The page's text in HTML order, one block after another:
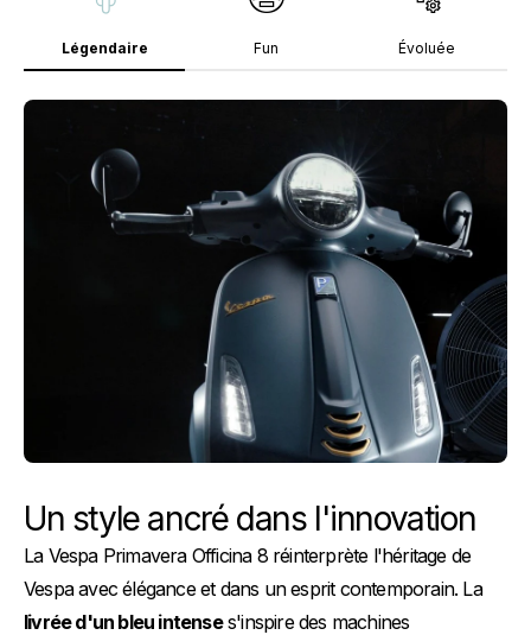
Légendaire Fun Évoluée
​​​​​​​Un style ancré dans l'innovation
La Vespa Primavera Officina 8 réinterprète l'héritage de
Vespa avec élégance et dans un esprit contemporain. La
livrée d'un bleu intenses'inspire des machines